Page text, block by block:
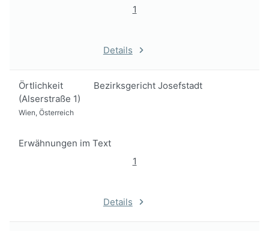
1
Details
Örtlichkeit
Bezirksgericht Josefstadt
(Alserstraße 1)
Wien, Österreich
Erwähnungen im Text
1
Details